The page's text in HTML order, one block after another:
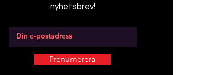
nyhetsbrev!
Prenumerera